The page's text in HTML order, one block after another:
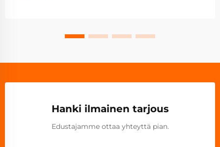
Hanki ilmainen tarjous
Edustajamme ottaa yhteyttä pian.